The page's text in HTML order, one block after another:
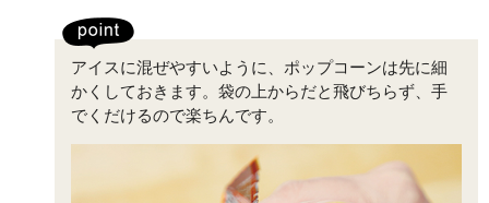
アイスに混ぜやすいように、ポップコーンは先に細
かくしておきます。袋の上からだと飛びちらず、手
でくだけるので楽ちんです。